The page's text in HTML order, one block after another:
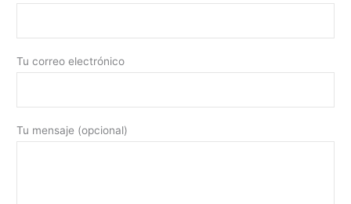
Tu correo electrónico
Tu mensaje (opcional)